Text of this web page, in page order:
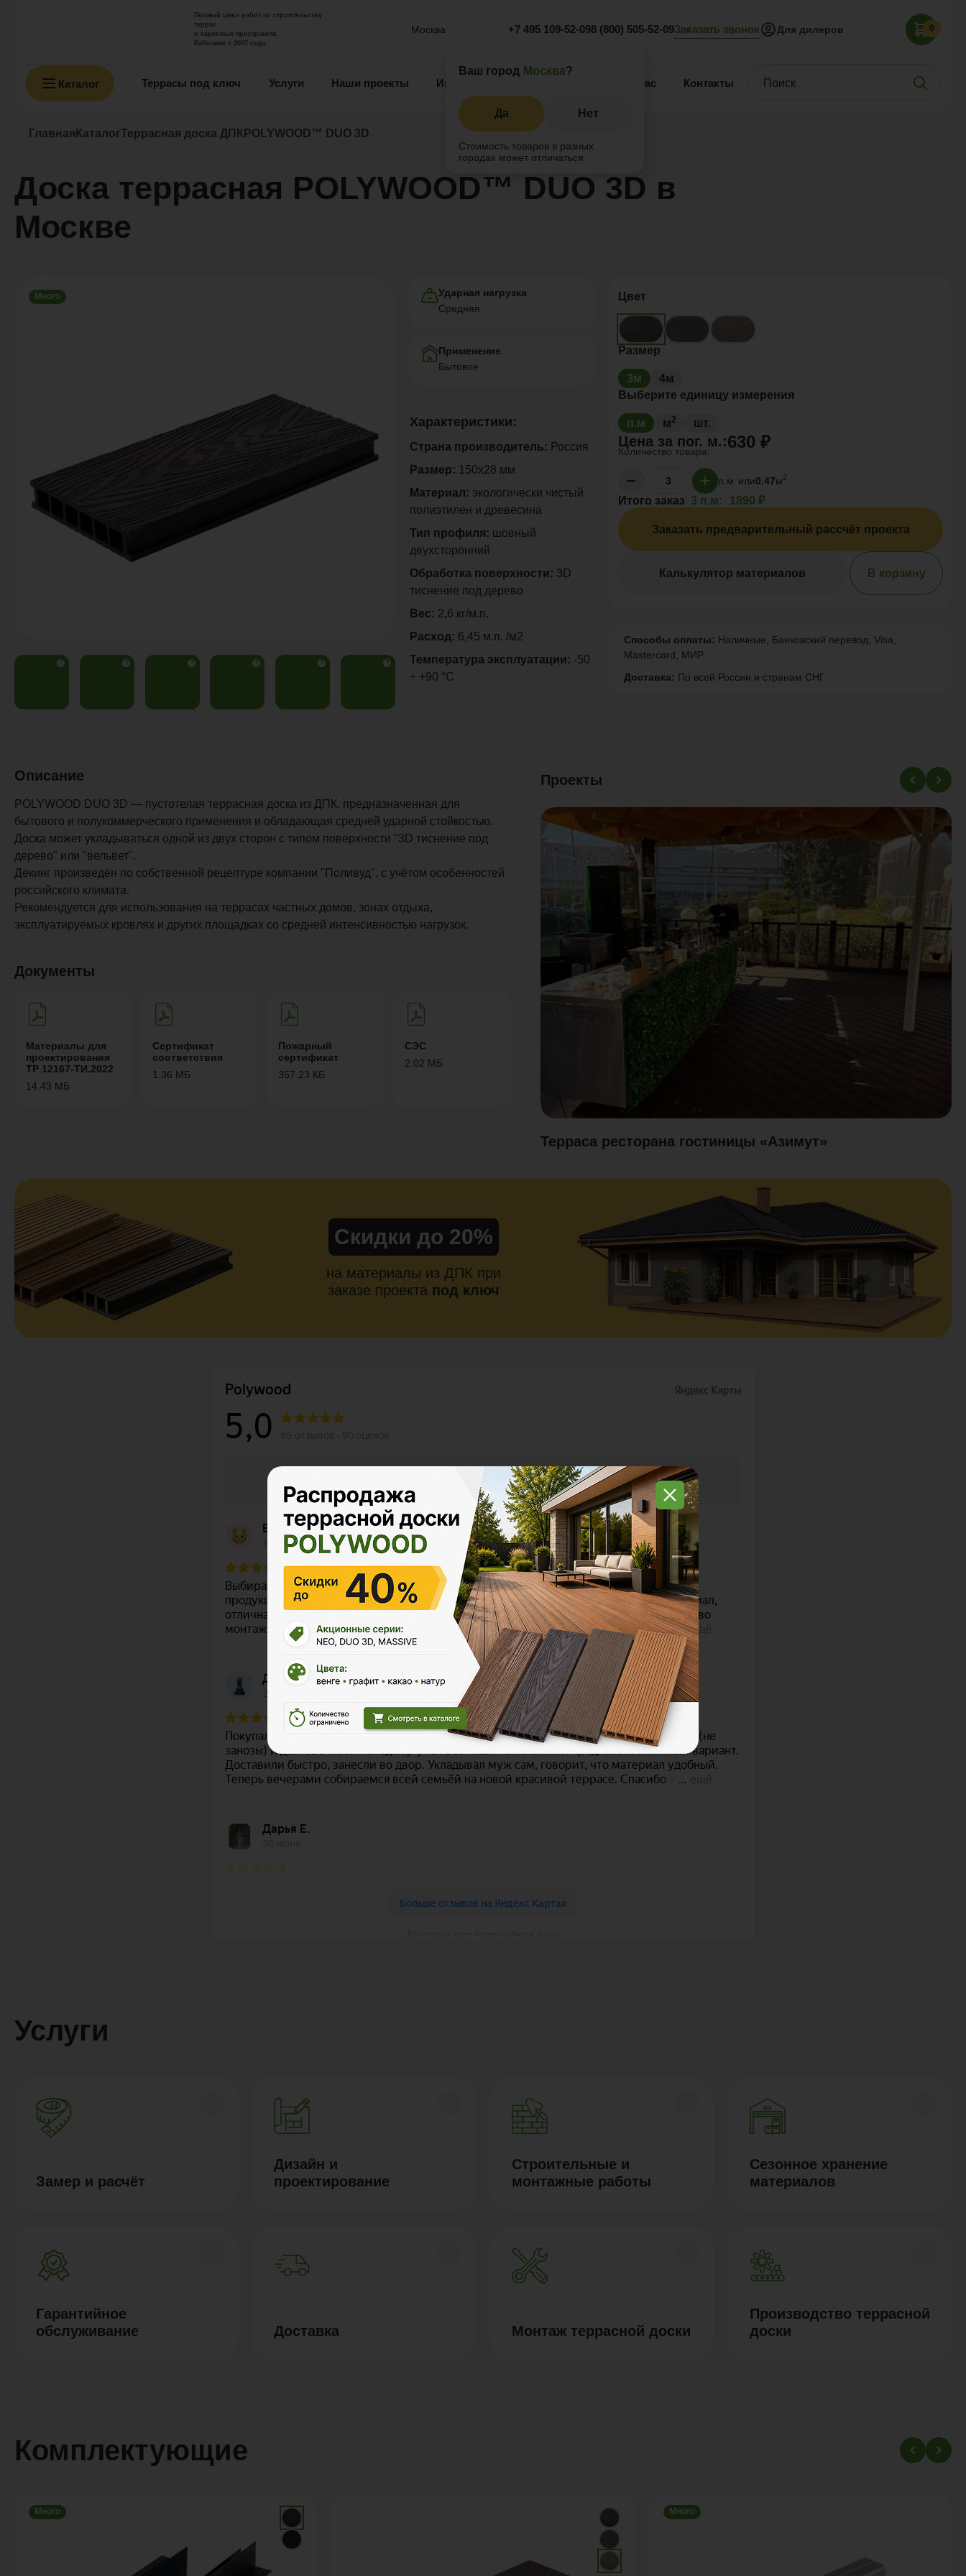
Полный цикл работ по строительству
террас
и парковых пространств.
Работаем с 2007 года.
Москва
Ваш город Москва?
Да Нет
Стоимость товаров в разных
городах может отличаться
+7 495 109-52-098 (800) 505-52-09Заказать звонок Для дилеров 0
Каталог Террасы под ключ Услуги Наши проекты Информация О нас Контакты
Главная КаталогТеррасная доска ДПК POLYWOOD™ DUO 3D
Доска террасная POLYWOOD™ DUO 3D в
Москве
Много
? ? ? ? ? ?
Цвет
Размер
3м
4м
Выберите единицу измерения
п.м м2 шт.
Цена за пог. м.:630 ₽
Количество товара:
п.м или0.47м2
Итого заказ 3 п.м: 1890 ₽
Заказать предварительный рассчёт проекта
Калькулятор материалов В корзину
Способы оплаты: Наличные, Банковский перевод, Visa,
Mastercard, МИР
Доставка: По всей России и странам СНГ
Ударная нагрузка
Средняя
Применение
Бытовое
Характеристики:
Страна производитель: Россия
Размер: 150х28 мм
Материал: экологически чистый
полиэтилен и древесина
Тип профиля: шовный
двухсторонний
Обработка поверхности: 3D
тиснение под дерево
Вес: 2,6 кг/м.п.
Расход: 6,45 м.п. /м2
Температура эксплуатации: -50
÷ +90 °C
Описание
POLYWOOD DUO 3D — пустотелая террасная доска из ДПК, предназначенная для
бытового и полукоммерческого применения и обладающая средней ударной стойкостью.
Доска может укладываться одной из двух сторон с типом поверхности "3D тиснение под
дерево" или "вельвет".
Декинг произведён по собственной рецептуре компании "Поливуд", с учётом особенностей
российского климата.
Рекомендуется для использования на террасах частных домов, зонах отдыха,
эксплуатируемых кровлях и других площадках со средней интенсивностью нагрузок.
Документы
Материалы для
проектирования
ТР 12167-ТИ.2022
14.43 МБ
Сертификат
соответствия
1.36 МБ
Пожарный
сертификат
357.23 КБ
СЭС
2.02 МБ
Проекты
Терраса ресторана гостиницы «Азимут»
Скидки до 20%
на материалы из ДПК при
заказе проекта под ключ
Услуги
Замер и расчёт
Дизайн и
проектирование
Строительные и
монтажные работы
Сезонное хранение
материалов
Гарантийное
обслуживание
Доставка Монтаж террасной доски
Производство террасной
доски
Комплектующие
Много Много